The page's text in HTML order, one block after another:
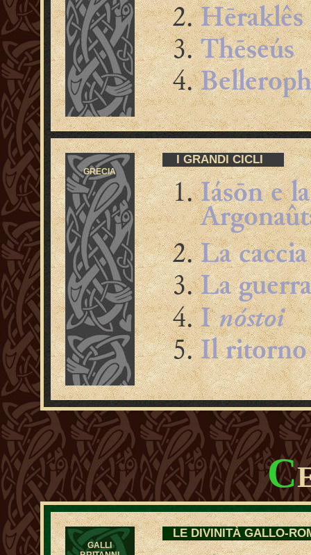
Hēraklês
Thēseús
GRECIA
I GRANDI CICLI
Iásōn e
La
La
Inóstoi
Il ritorno
C
GALLI
LE DIVINITÀ GALLO-